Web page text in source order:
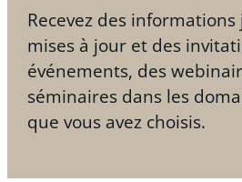
Recevez des
mises à jour et des
événements, des
séminaires dans les
que vous avez choisis.